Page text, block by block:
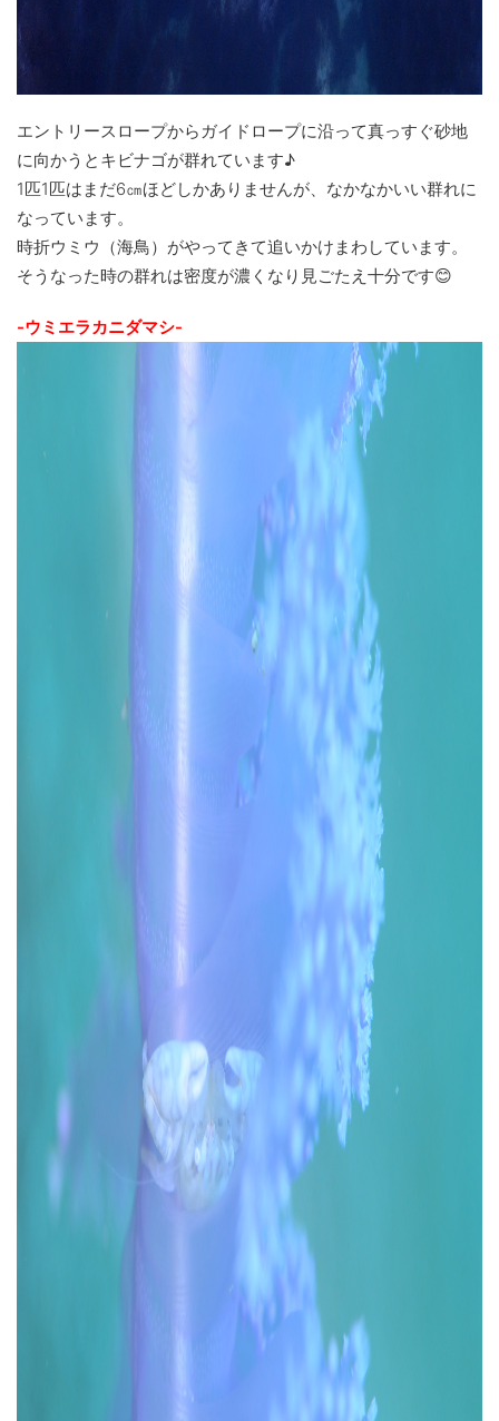
エントリースロープからガイドロープに沿って真っすぐ砂地
に向かうとキビナゴが群れています♪
1匹1匹はまだ6㎝ほどしかありませんが、なかなかいい群れに
なっています。
時折ウミウ（海鳥）がやってきて追いかけまわしています。
そうなった時の群れは密度が濃くなり見ごたえ十分です😊
-ウミエラカニダマシ-